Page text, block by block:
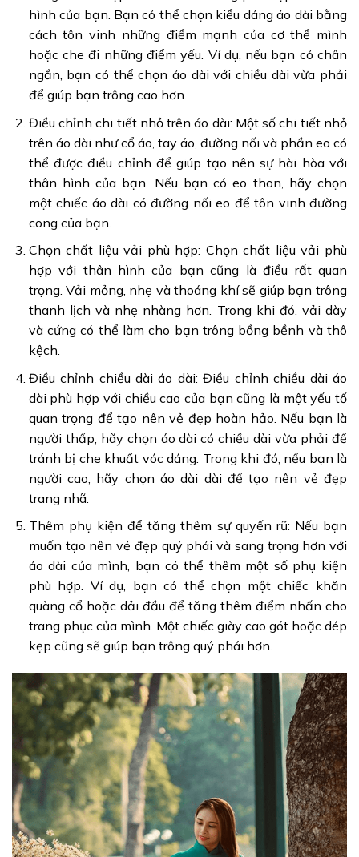
hình của bạn. Bạn có thể chọn kiểu dáng áo dài bằng
cách tôn vinh những điểm mạnh của cơ thể mình
hoặc che đi những điểm yếu. Ví dụ, nếu bạn có chân
ngắn, bạn có thể chọn áo dài với chiều dài vừa phải
để giúp bạn trông cao hơn.
Điều chỉnh chi tiết nhỏ trên áo dài: Một số chi tiết nhỏ
trên áo dài như cổ áo, tay áo, đường nối và phần eo có
thể được điều chỉnh để giúp tạo nên sự hài hòa với
thân hình của bạn. Nếu bạn có eo thon, hãy chọn
một chiếc áo dài có đường nối eo để tôn vinh đường
cong của bạn.
Chọn chất liệu vải phù hợp: Chọn chất liệu vải phù
hợp với thân hình của bạn cũng là điều rất quan
trọng. Vải mỏng, nhẹ và thoáng khí sẽ giúp bạn trông
thanh lịch và nhẹ nhàng hơn. Trong khi đó, vải dày
và cứng có thể làm cho bạn trông bồng bềnh và thô
kệch.
Điều chỉnh chiều dài áo dài: Điều chỉnh chiều dài áo
dài phù hợp với chiều cao của bạn cũng là một yếu tố
quan trọng để tạo nên vẻ đẹp hoàn hảo. Nếu bạn là
người thấp, hãy chọn áo dài có chiều dài vừa phải để
tránh bị che khuất vóc dáng. Trong khi đó, nếu bạn là
người cao, hãy chọn áo dài dài để tạo nên vẻ đẹp
trang nhã.
Thêm phụ kiện để tăng thêm sự quyến rũ: Nếu bạn
muốn tạo nên vẻ đẹp quý phái và sang trọng hơn với
áo dài của mình, bạn có thể thêm một số phụ kiện
phù hợp. Ví dụ, bạn có thể chọn một chiếc khăn
quàng cổ hoặc dải đầu để tăng thêm điểm nhấn cho
trang phục của mình. Một chiếc giày cao gót hoặc dép
kẹp cũng sẽ giúp bạn trông quý phái hơn.